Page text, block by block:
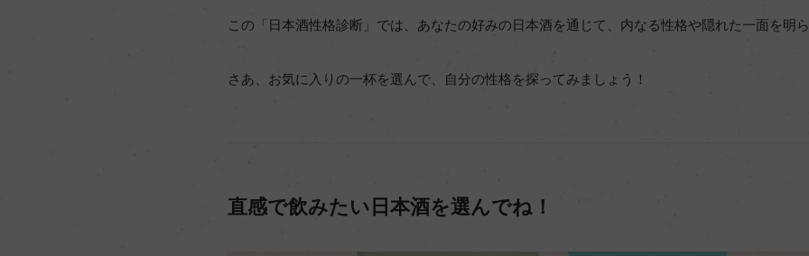
この「日本酒性格診断」では、あなたの好みの日本酒を通じて、内なる性格や隠れた一面を明
さあ、お気に入りの一杯を選んで、自分の性格を探ってみましょう！
直感で飲みたい日本酒を選んでね！